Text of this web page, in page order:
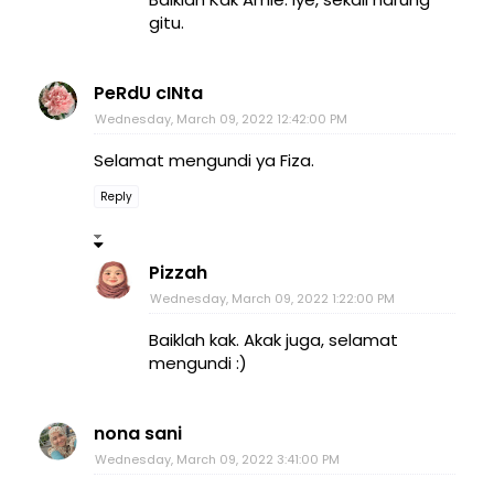
gitu.
PeRdU cINta
Wednesday, March 09, 2022 12:42:00 PM
Selamat mengundi ya Fiza.
Reply
Pizzah
Wednesday, March 09, 2022 1:22:00 PM
Baiklah kak. Akak juga, selamat
mengundi :)
nona sani
Wednesday, March 09, 2022 3:41:00 PM